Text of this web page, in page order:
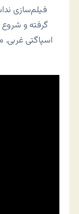
فیلم‌سازی
گرفته و
اسپاگتی